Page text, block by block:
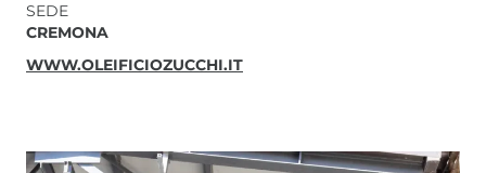
SEDE
CREMONA
WWW.OLEIFICIOZUCCHI.IT